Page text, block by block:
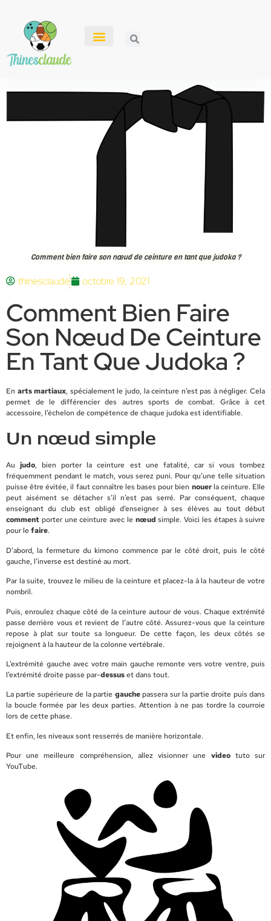
Comment bien faire son nœud de ceinture en tant que judoka ?
thinesclaude octobre 19, 2021
Comment Bien Faire
Son Nœud De Ceinture
En Tant Que Judoka ?
En arts martiaux, spécialement le judo, la ceinture n’est pas à négliger. Cela
permet de le différencier des autres sports de combat. Grâce à cet
accessoire, l’échelon de compétence de chaque judoka est identifiable.
Un nœud simple
Aujudo, bien porter la ceinture est une fatalité, car si vous tombez
fréquemment pendant le match, vous serez puni. Pour qu’une telle situation
puisse être évitée, il faut connaître les bases pour bien nouerla ceinture. Elle
peut aisément se détacher s’il n’est pas serré. Par conséquent, chaque
enseignant du club est obligé d’enseigner à ses élèves au tout début
comment porter une ceinture avec le nœud simple. Voici les étapes à suivre
pour lefaire.
D’abord, la fermeture du kimono commence par le côté droit, puis le côté
gauche, l’inverse est destiné au mort.
Par la suite, trouvez le milieu de la ceinture et placez-la à la hauteur de votre
nombril.
Puis, enroulez chaque côté de la ceinture autour de vous. Chaque extrémité
passe derrière vous et revient de l’autre côté. Assurez-vous que la ceinture
repose à plat sur toute sa longueur. De cette façon, les deux côtés se
rejoignent à la hauteur de la colonne vertébrale.
L’extrémité gauche avec votre main gauche remonte vers votre ventre, puis
l’extrémité droite passe par-dessuset dans tout.
La partie supérieure de la partie gauchepassera sur la partie droite puis dans
la boucle formée par les deux parties. Attention à ne pas tordre la courroie
lors de cette phase.
Et enfin, les niveaux sont resserrés de manière horizontale.
Pour une meilleure compréhension, allez visionner une videotuto sur
YouTube.